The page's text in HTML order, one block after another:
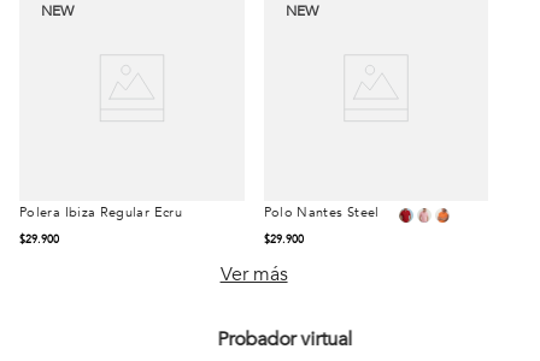
NEW
Polera Ibiza Regular Ecru
$29.900
Talla
NEW
Polo Nantes Steel
$29.900
Talla
Ver más
Probador virtual